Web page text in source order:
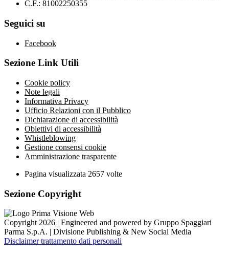
C.F.: 81002250355
Seguici su
Facebook
Sezione Link Utili
Cookie policy
Note legali
Informativa Privacy
Ufficio Relazioni con il Pubblico
Dichiarazione di accessibilità
Obiettivi di accessibilità
Whistleblowing
Gestione consensi cookie
Amministrazione trasparente
Pagina visualizzata 2657 volte
Sezione Copyright
Copyright 2026 | Engineered and powered by Gruppo Spaggiari
Parma S.p.A. | Divisione Publishing & New Social Media
Disclaimer trattamento dati personali